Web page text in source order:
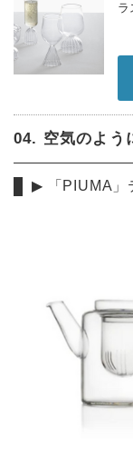
ラ
04. 空気のよう
▶︎ 「PIUMA」